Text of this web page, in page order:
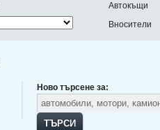
Автокъщи
Вносители
Ново търсене за:
ТЪРСИ